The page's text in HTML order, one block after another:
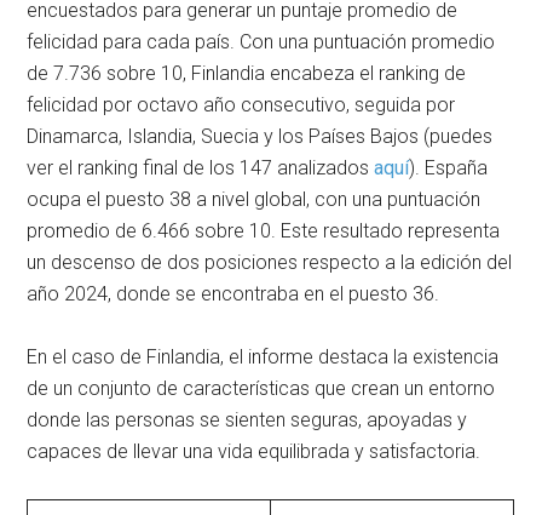
encuestados para generar un puntaje promedio de
felicidad para cada país. Con una puntuación promedio
de 7.736 sobre 10, Finlandia encabeza el ranking de
felicidad por octavo año consecutivo, seguida por
Dinamarca, Islandia, Suecia y los Países Bajos (puedes
ver el ranking final de los 147 analizadosaquí). España
ocupa el puesto 38 a nivel global, con una puntuación
promedio de 6.466 sobre 10. Este resultado representa
un descenso de dos posiciones respecto a la edición del
año 2024, donde se encontraba en el puesto 36.
En el caso de Finlandia, el informe destaca la existencia
de un conjunto de características que crean un entorno
donde las personas se sienten seguras, apoyadas y
capaces de llevar una vida equilibrada y satisfactoria.